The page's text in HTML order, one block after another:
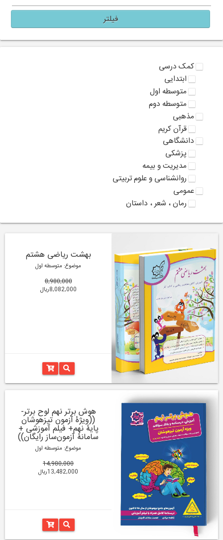
فیلتر
کمک درسی
ابتدایی
متوسطه اول
متوسطه دوم
مذهبی
قرآن کریم
دانشگاهی
پزشکی
مدیریت و بیمه
روانشناسی و علوم تربیتی
عمومی
رمان ، شعر ، داستان
بهشت ریاضی هشتم
موضوع: متوسطه اول
8,980,000
8,082,000ریال
هوش برتر نهم لوح برتر-
((ویژۀ آزمون تیزهوشان
پایۀ نهم+ فیلم آموزشی +
سامانۀ آزمون‌ساز رایگان))
موضوع: متوسطه اول
14,980,000
13,482,000ریال